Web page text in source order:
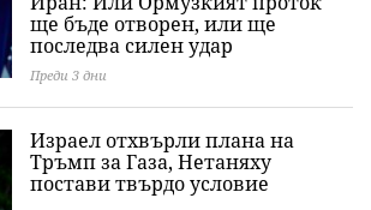
ще бъде отворен, или ще
последва силен удар
Преди 3 дни
Израел отхвърли плана на
Тръмп за Газа, Нетаняху
постави твърдо условие